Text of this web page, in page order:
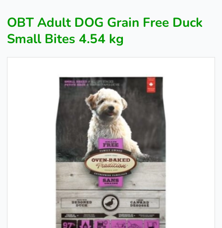
OBT Adult DOG Grain Free Duck
Small Bites 4.54 kg